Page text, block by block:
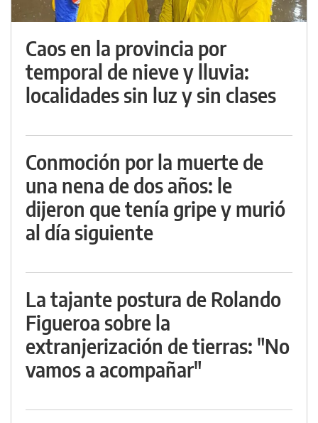
Caos en la provincia por
temporal de nieve y lluvia:
localidades sin luz y sin clases
Conmoción por la muerte de
una nena de dos años: le
dijeron que tenía gripe y murió
al día siguiente
La tajante postura de Rolando
Figueroa sobre la
extranjerización de tierras: "No
vamos a acompañar"